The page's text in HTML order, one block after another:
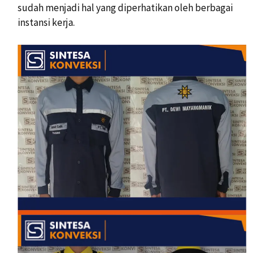
sudah menjadi hal yang diperhatikan oleh berbagai
instansi kerja.